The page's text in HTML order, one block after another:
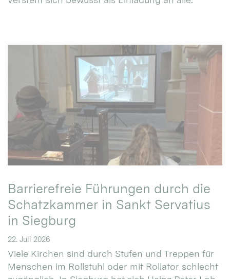
Barrierefreie Führungen durch die
Schatzkammer in Sankt Servatius
in Siegburg
22. Juli 2026
Viele Kirchen sind durch Stufen und Treppen für
Menschen im Rollstuhl oder mit Rollator schlecht